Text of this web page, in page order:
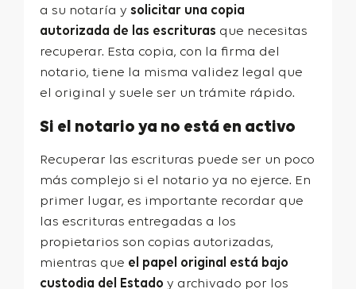
a su notaría y solicitar una copia
autorizada de las escrituras que necesitas
recuperar. Esta copia, con la firma del
notario, tiene la misma validez legal que
el original y suele ser un trámite rápido.
Si el notario ya no está en activo
Recuperar las escrituras puede ser un poco
más complejo si el notario ya no ejerce. En
primer lugar, es importante recordar que
las escrituras entregadas a los
propietarios son copias autorizadas,
mientras que el papel original está bajo
custodia del Estado y archivado por los